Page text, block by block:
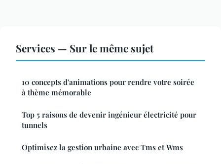
Services — Sur le même sujet
10 concepts d'animations pour rendre votre soirée
à thème mémorable
Top 5 raisons de devenir ingénieur électricité pour
tunnels
Optimisez la gestion urbaine avec Tms et Wms